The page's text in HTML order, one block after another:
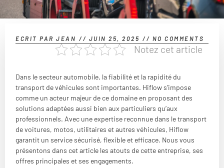
ECRIT PAR JEAN // JUIN 25, 2025 // NO COMMENTS
Notez cet article
Dans le secteur automobile, la fiabilité et la rapidité du
transport de véhicules sont importantes. Hiflow s’impose
comme un acteur majeur de ce domaine en proposant des
solutions adaptées aussi bien aux particuliers qu’aux
professionnels. Avec une expertise reconnue dans le transport
de voitures, motos, utilitaires et autres véhicules, Hiflow
garantit un service sécurisé, flexible et efficace. Nous vous
présentons dans cet article les atouts de cette entreprise, ses
offres principales et ses engagements.